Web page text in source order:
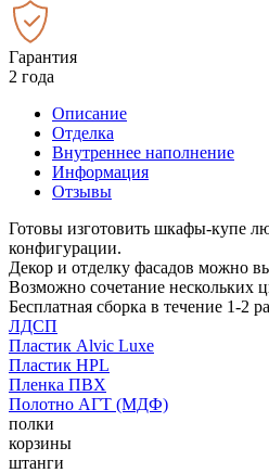
Гарантия
2 года
Описание
Отделка
Внутреннее наполнение
Информация
Отзывы
Готовы изготовить шкафы-купе
конфигурации.
Декор и отделку фасадов можно
Возможно сочетание нескольких
Бесплатная сборка в течение 1-2
ЛДСП
Пластик Alvic Luxe
Пластик HPL
Пленка ПВХ
Полотно АГТ (МДФ)
полки
корзины
штанги